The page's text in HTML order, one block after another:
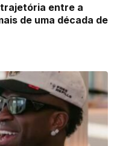
entre a
de uma década de